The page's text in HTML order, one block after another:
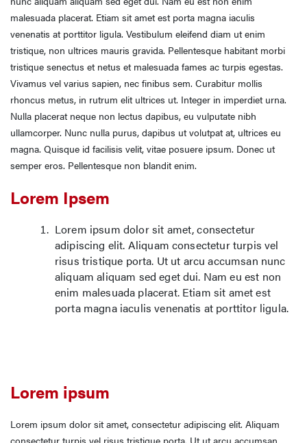
malesuada placerat. Etiam sit amet est porta magna iaculis
venenatis at porttitor ligula. Vestibulum eleifend diam ut enim
tristique, non ultrices mauris gravida. Pellentesque habitant morbi
tristique senectus et netus et malesuada fames ac turpis egestas.
Vivamus vel varius sapien, nec finibus sem. Curabitur mollis
rhoncus metus, in rutrum elit ultrices ut. Integer in imperdiet urna.
Nulla placerat neque non lectus dapibus, eu vulputate nibh
ullamcorper. Nunc nulla purus, dapibus ut volutpat at, ultrices eu
magna. Quisque id facilisis velit, vitae posuere ipsum. Donec ut
semper eros. Pellentesque non blandit enim.
Lorem Ipsem
Lorem ipsum dolor sit amet, consectetur
adipiscing elit. Aliquam consectetur turpis vel
risus tristique porta. Ut ut arcu accumsan nunc
aliquam aliquam sed eget dui. Nam eu est non
enim malesuada placerat. Etiam sit amet est
porta magna iaculis venenatis at porttitor ligula.
Lorem ipsum
Lorem ipsum dolor sit amet, consectetur adipiscing elit. Aliquam
consectetur turpis vel risus tristique porta. Ut ut arcu accumsan